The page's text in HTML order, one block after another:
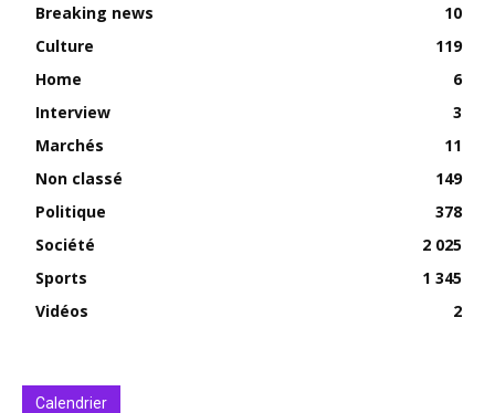
Breaking news
10
Culture
119
Home
6
Interview
3
Marchés
11
Non classé
149
Politique
378
Société
2 025
Sports
1 345
Vidéos
2
Calendrier